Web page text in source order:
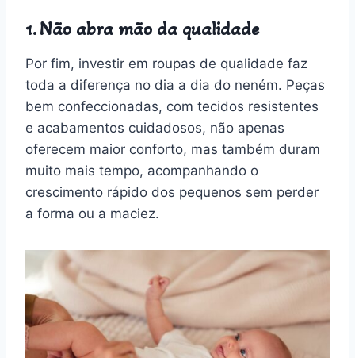
1. Não abra mão da qualidade
Por fim, investir em roupas de qualidade faz
toda a diferença no dia a dia do neném. Peças
bem confeccionadas, com tecidos resistentes
e acabamentos cuidadosos, não apenas
oferecem maior conforto, mas também duram
muito mais tempo, acompanhando o
crescimento rápido dos pequenos sem perder
a forma ou a maciez.